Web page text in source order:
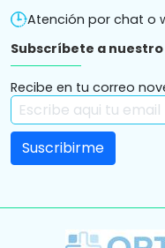
Atención por chat o
Subscríbete a
Recibe en tu correo